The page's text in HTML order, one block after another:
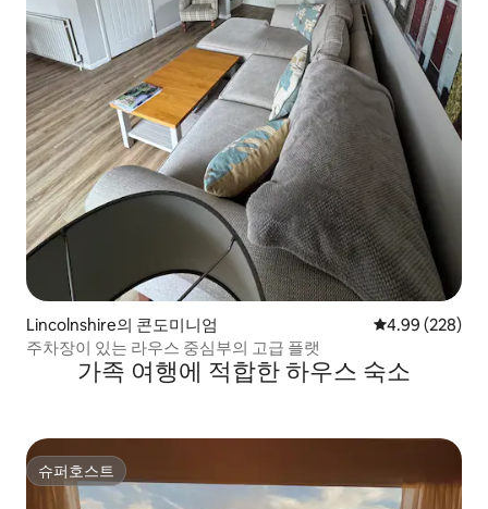
Lincolnshire의 콘도미니엄 평점 4.99점(5
4.99 (228)
주차장이 있는 라우스 중심부의 고급 플랫
가족 여행에 적합한 하우스 숙소
슈퍼호스트
슈퍼호스트